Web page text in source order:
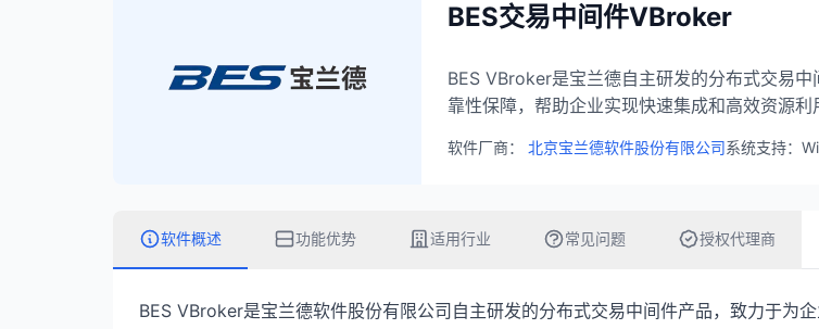
BES交易中间件VBroker
BES VBroker是宝兰德自主研发的分布式交易
靠性保障，帮助企业实现快速集成和高效资源利
软件厂商： 北京宝兰德软件股份有限公司系统支持：
软件概述 功能优势 适用行业 常见问题 授权代理商
BES VBroker是宝兰德软件股份有限公司自主研发的分布式交易中间件产品，致力于为